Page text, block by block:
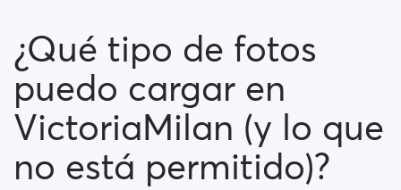
¿Qué tipo de fotos puedo cargar en VictoriaMilan (y
lo que no está permitido)?
¿Cuáles son los ‘instrumentos de Anonymizer’ y cómo
los uso?
¿Cómo funcionan las ‘Claves privadas’?
¿Qué tipo de fotos
puedo cargar en
VictoriaMilan (y lo que
no está permitido)?